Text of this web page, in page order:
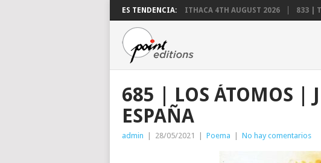
ES TENDENCIA: ITHACA 4TH AUGUST 2026 833 |
685 | LOS ÁTOMOS |
ESPAÑA
admin 28/05/2021 Poema No hay comentarios